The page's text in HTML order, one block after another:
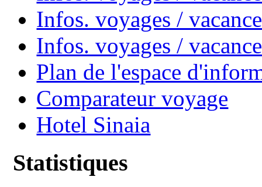
Infos. voyages /
Infos. voyages /
Plan de l'espace
Comparateur voyage
Hotel Sinaia
Statistiques